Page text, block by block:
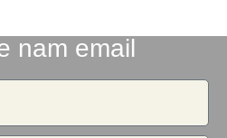
nam email